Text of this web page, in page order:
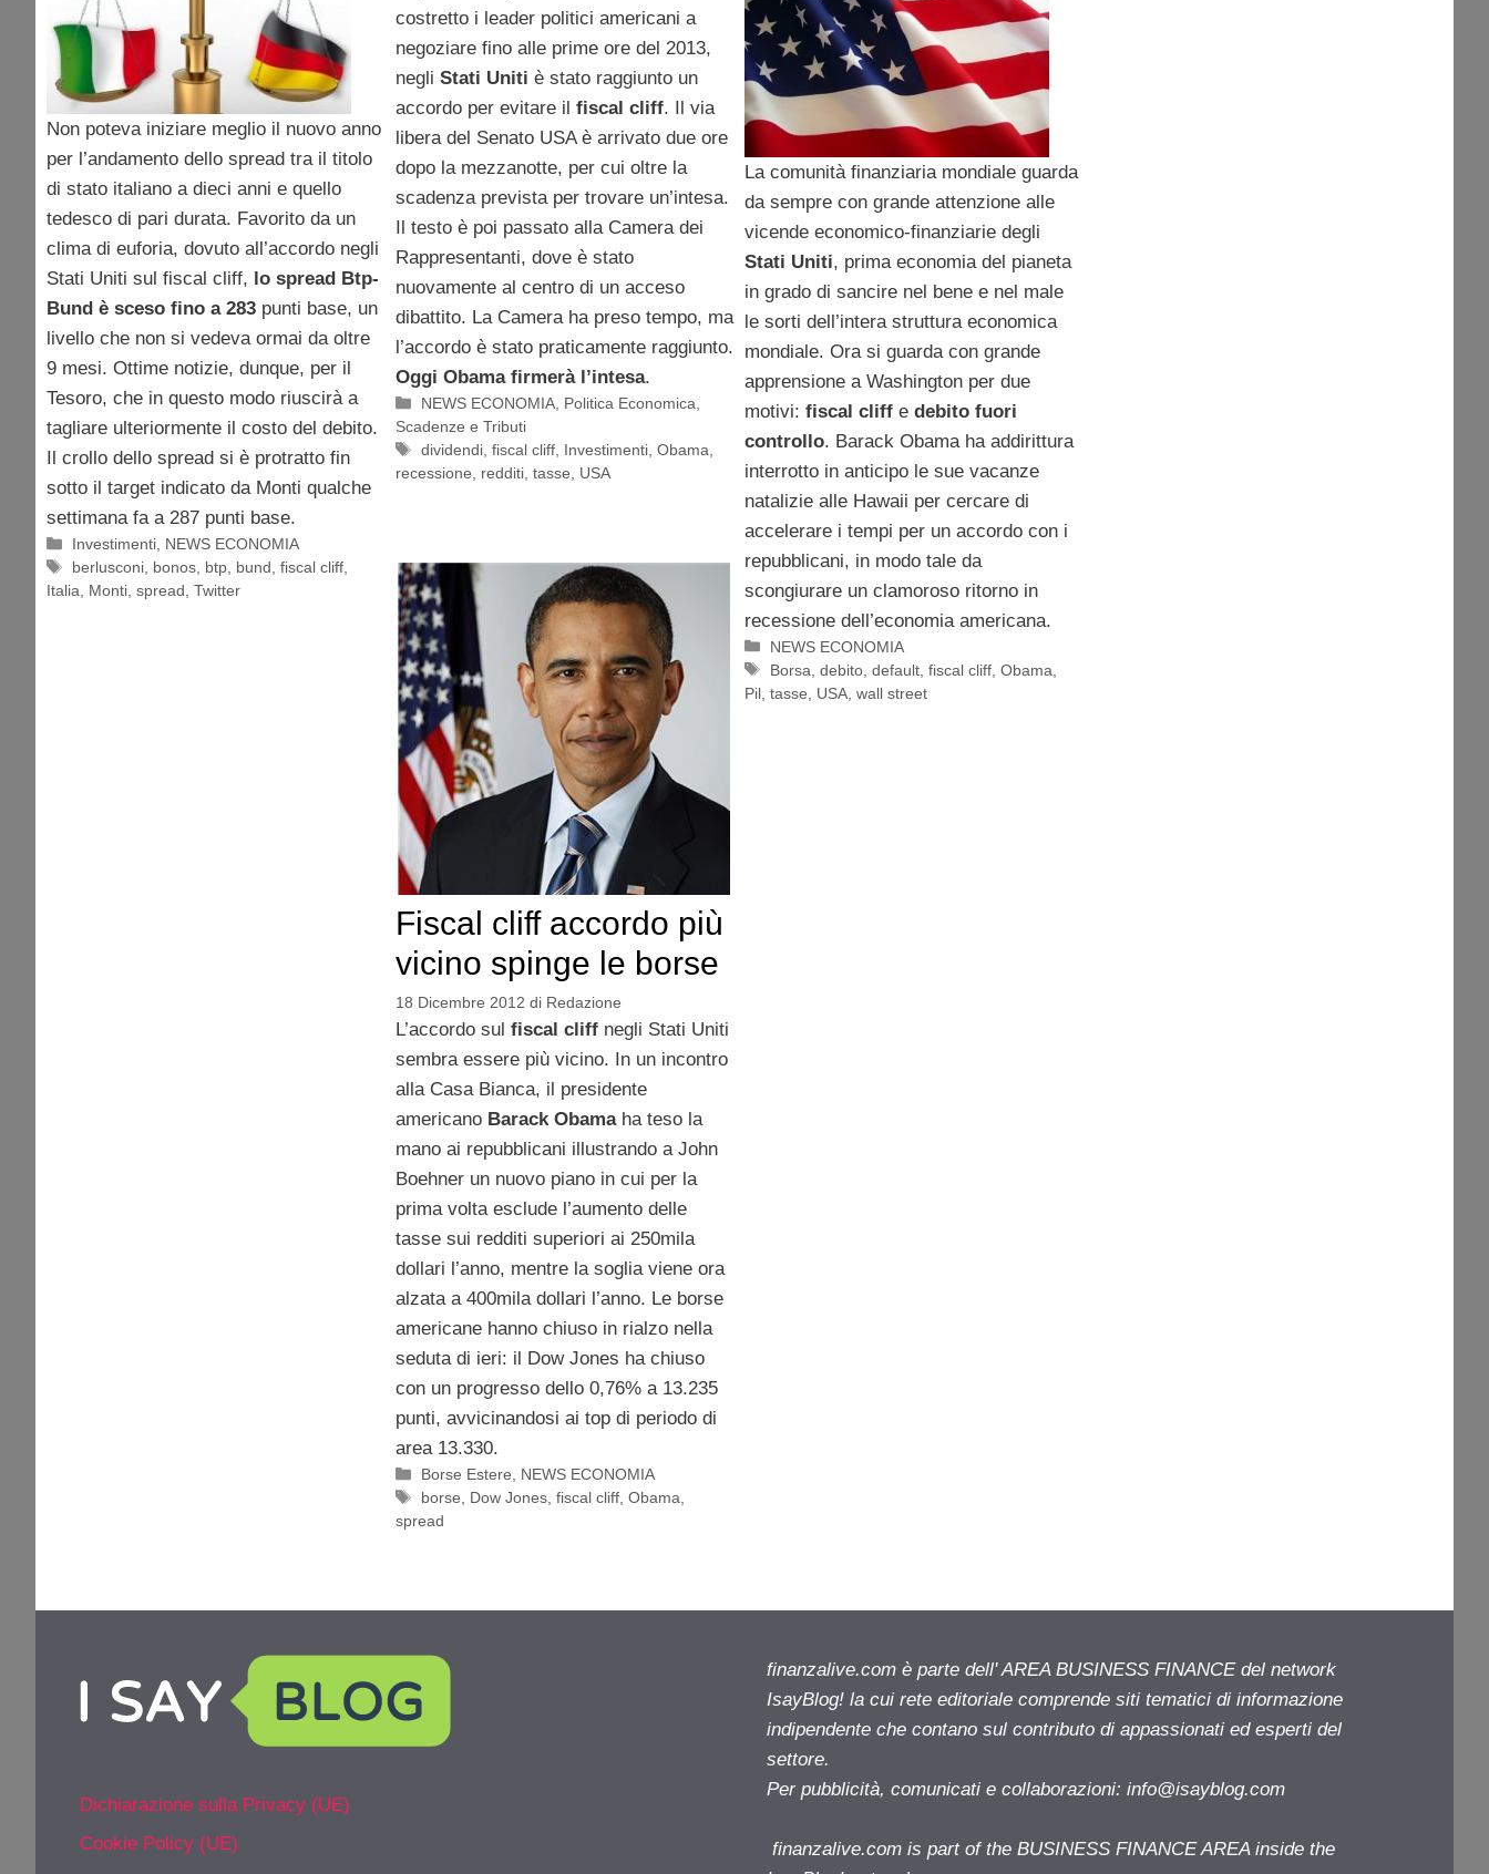
Non poteva iniziare meglio il nuovo anno
per l’andamento dello spread tra il titolo
di stato italiano a dieci anni e quello
tedesco di pari durata. Favorito da un
clima di euforia, dovuto all’accordo negli
Stati Uniti sul fiscal cliff, lo spread Btp-
Bund è sceso fino a 283 punti base, un
livello che non si vedeva ormai da oltre
9 mesi. Ottime notizie, dunque, per il
Tesoro, che in questo modo riuscirà a
tagliare ulteriormente il costo del debito.
Il crollo dello spread si è protratto fin
sotto il target indicato da Monti qualche
settimana fa a 287 punti base.
Categorie
Investimenti NEWS ECONOMIA
Tag
berlusconi bonos btp bund ,fiscal cliff
Italia
Monti spread Twitter
costretto i leader politici americani a
negoziare fino alle prime ore del 2013,
negli Stati Uniti è stato raggiunto un
accordo per evitare il fiscal cliff. Il via
libera del Senato USA è arrivato due ore
dopo la mezzanotte, per cui oltre la
scadenza prevista per trovare un’intesa.
Il testo è poi passato alla Camera dei
Rappresentanti, dove è stato
nuovamente al centro di un acceso
dibattito. La Camera ha preso tempo, ma
l’accordo è stato praticamente raggiunto.
Oggi Obama firmerà l’intesa.
Categorie
NEWS ECONOMIA Politica Economica
Scadenze e Tributi
Tag
dividendi ,fiscal cliff Investimenti ,Obama
recessione
redditi, tasse USA
La comunità finanziaria mondiale guarda
da sempre con grande attenzione alle
vicende economico-finanziarie degli
Stati Uniti, prima economia del pianeta
in grado di sancire nel bene e nel male
le sorti dell’intera struttura economica
mondiale. Ora si guarda con grande
apprensione a Washington per due
motivi: fiscal cliff e debito fuori
controllo. Barack Obama ha addirittura
interrotto in anticipo le sue vacanze
natalizie alle Hawaii per cercare di
accelerare i tempi per un accordo con i
repubblicani, in modo tale da
scongiurare un clamoroso ritorno in
recessione dell’economia americana.
Categorie
NEWS ECONOMIA
Tag
Borsa ,debito ,default ,fiscal cliff ,Obama
Pil, tasse USA, wall street
Fiscal cliff accordo più
vicino spinge le borse
18 Dicembre 2012 di Redazione
L’accordo sul fiscal cliff negli Stati Uniti
sembra essere più vicino. In un incontro
alla Casa Bianca, il presidente
americano Barack Obama ha teso la
mano ai repubblicani illustrando a John
Boehner un nuovo piano in cui per la
prima volta esclude l’aumento delle
tasse sui redditi superiori ai 250mila
dollari l’anno, mentre la soglia viene ora
alzata a 400mila dollari l’anno. Le borse
americane hanno chiuso in rialzo nella
seduta di ieri: il Dow Jones ha chiuso
con un progresso dello 0,76% a 13.235
punti, avvicinandosi ai top di periodo di
area 13.330.
Categorie
Borse Estere
NEWS ECONOMIA
Tag
borse Dow Jones ,fiscal cliff ,Obama
spread
Dichiarazione sulla Privacy (UE)
Cookie Policy (UE)
finanzalive.com è parte dell' AREA BUSINESS FINANCE del network
IsayBlog! la cui rete editoriale comprende siti tematici di informazione
indipendente che contano sul contributo di appassionati ed esperti del
settore.
Per pubblicità, comunicati e collaborazioni: info@isayblog.com
finanzalive.com is part of the BUSINESS FINANCE AREA inside the